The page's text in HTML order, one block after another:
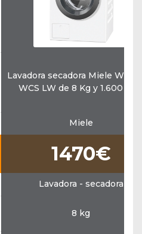
Lavadora secadora Miele WTD
WCS LW de 8 Kg y 1.600
Miele
1470€
Lavadora - secadora
8 kg